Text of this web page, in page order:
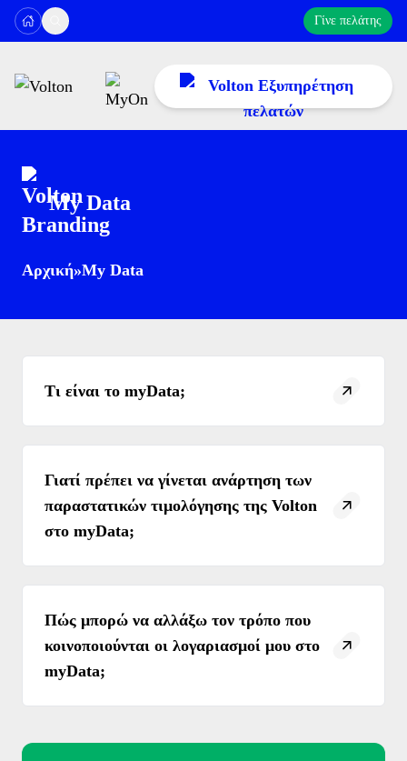
Γίνε πελάτης
Πληρωμή Λογαριασμού
Προβολή Κατάστασης Αιτημάτων
Συχνές Ερωτήσεις (FAQs)
Χρήσιμα links
Δίκτυο καταστημάτων
Σημεία Πληρωμής λογαριασμών
Πείτε μας την άποψή σας
My Data
Αρχική»My Data
Τι είναι το myData;
Γιατί πρέπει να γίνεται ανάρτηση των
παραστατικών τιμολόγησης της Volton
στο myData;
Πώς μπορώ να αλλάξω τον τρόπο που
κοινοποιούνται οι λογαριασμοί μου στο
myData;